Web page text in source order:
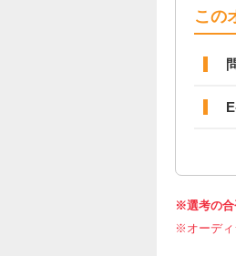
この
※選考の合
※オーディ